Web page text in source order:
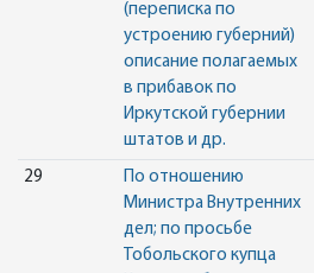
(переписка по
устроению губерний)
описание полагаемых
в прибавок по
Иркутской губернии
штатов и др.
29
По отношению
Министра Внутренних
дел; по просьбе
Тобольского купца